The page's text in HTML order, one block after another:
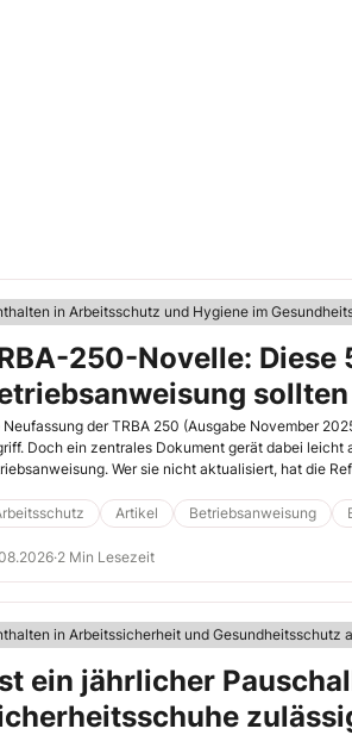
in Arbeitsschutz und Hygiene im
250-Novelle: Diese
Neufassung der TRBA 250 (Ausgabe November
Doch ein zentrales Dokument gerät dabei leicht
Wer sie nicht aktualisiert, hat die
Artikel Betriebsanweisung
·2 Min Lesezeit
in Arbeitssicherheit und Gesundheitsschutz
ein jährlicher